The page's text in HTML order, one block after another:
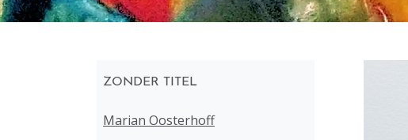
ZONDER TITEL
Marian Oosterhoff